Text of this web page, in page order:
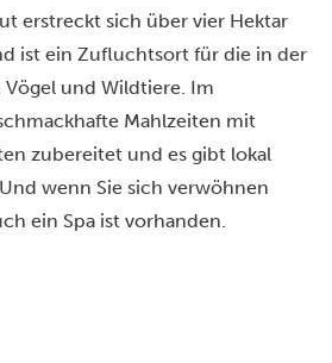
erstreckt sich über vier Hektar
ist ein Zufluchtsort für die in der
und Wildtiere. Im
Mahlzeiten mit
zubereitet und es gibt lokal
wenn Sie sich verwöhnen
ein Spa ist vorhanden.